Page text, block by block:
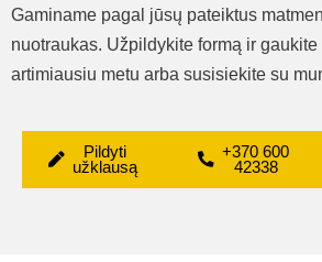
Gaminame pagal jūsų pateiktus
nuotraukas. Užpildykite formą ir
artimiausiu metu arba susisiekite su
Pildyti
užklausą
+370 600
42338